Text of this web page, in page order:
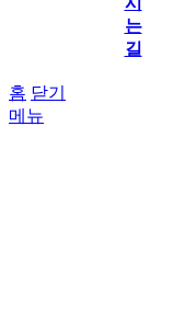
는
길
홈 닫기
메뉴